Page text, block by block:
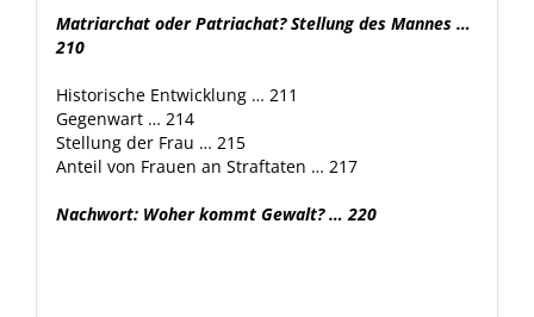
Matriarchat oder Patriachat? Stellung des Mannes …
210
Historische Entwicklung … 211
Gegenwart … 214
Stellung der Frau … 215
Anteil von Frauen an Straftaten … 217
Nachwort: Woher kommt Gewalt? … 220